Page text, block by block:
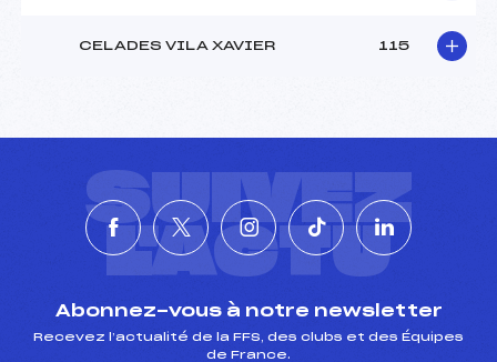
CELADES VILA XAVIER 115
SUIVEZ
L'ACTU
Abonnez-vous à notre newsletter
Recevez l’actualité de la FFS, des clubs et des Équipes
de France.